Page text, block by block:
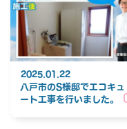
2025.01.22
八戸市のS様邸でエコキュ
ート工事を行いました。